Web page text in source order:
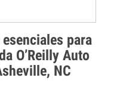
para
O’Reilly Auto
NC
y
Engine"